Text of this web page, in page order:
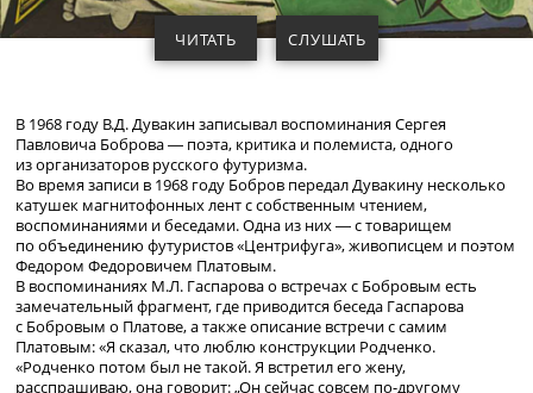
ЧИТАТЬ СЛУШАТЬ
В 1968 году В.Д. Дувакин записывал воспоминания Сергея
Павловича Боброва ― поэта, критика и полемиста, одного
из организаторов русского футуризма.
Во время записи в 1968 году Бобров передал Дувакину несколько
катушек магнитофонных лент с собственным чтением,
воспоминаниями и беседами. Одна из них ― с товарищем
по объединению футуристов «Центрифуга», живописцем и поэтом
Федором Федоровичем Платовым.
В воспоминаниях М.Л. Гаспарова о встречах с Бобровым есть
замечательный фрагмент, где приводится беседа Гаспарова
с Бобровым о Платове, а также описание встречи с самим
Платовым: «Я сказал, что люблю конструкции Родченко.
«Родченко потом был не такой. Я встретил его жену,
расспрашиваю, она говорит: „Он сейчас совсем по-другому